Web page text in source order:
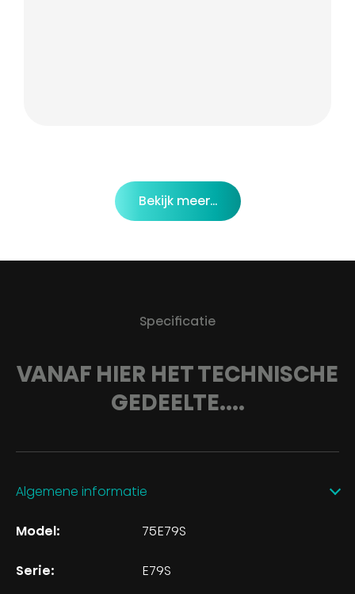
Bekijk meer...
Specificatie
VANAF HIER HET TECHNISCHE
GEDEELTE....
Algemene informatie
Model: 75E79S
Serie: E79S